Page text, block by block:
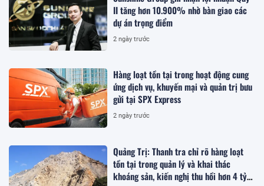
II tăng hơn 10.900% nhờ bàn giao các
dự án trọng điểm
2 ngày trước
Hàng loạt tồn tại trong hoạt động cung
ứng dịch vụ, khuyến mại và quản trị bưu
gửi tại SPX Express
2 ngày trước
Quảng Trị: Thanh tra chỉ rõ hàng loạt
tồn tại trong quản lý và khai thác
khoáng sản, kiến nghị thu hồi hơn 4 tỷ